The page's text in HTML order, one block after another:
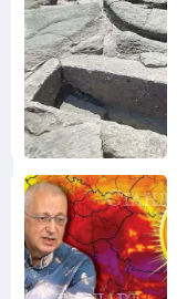
Снимка:
Bulgaria ON
AIR